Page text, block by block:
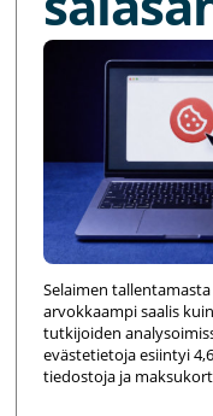
Selaimen
arvokkaampi saalis
tutkijoiden
evästetietoja esiintyi
tiedostoja ja